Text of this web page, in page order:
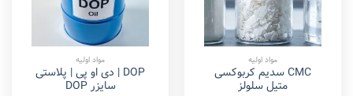
مواد اولیه
CMC سدیم کربوکسی
متیل سلولز
مواد اولیه
DOP | دی او پی | پلاستی
سایزر DOP